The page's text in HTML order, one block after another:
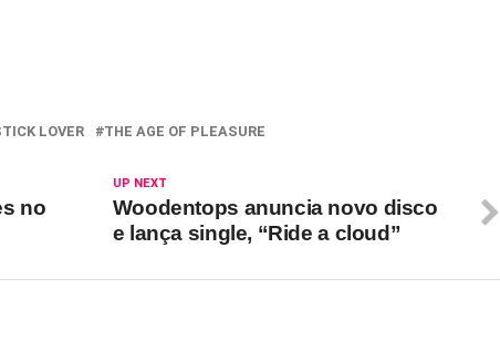
LOVER THE AGE OF PLEASURE
UP NEXT
Woodentops anuncia novo disco
e lança single, “Ride a cloud”
no